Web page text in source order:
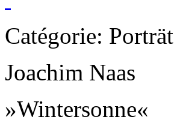
Catégorie: Porträt
Joachim Naas
»Wintersonne«